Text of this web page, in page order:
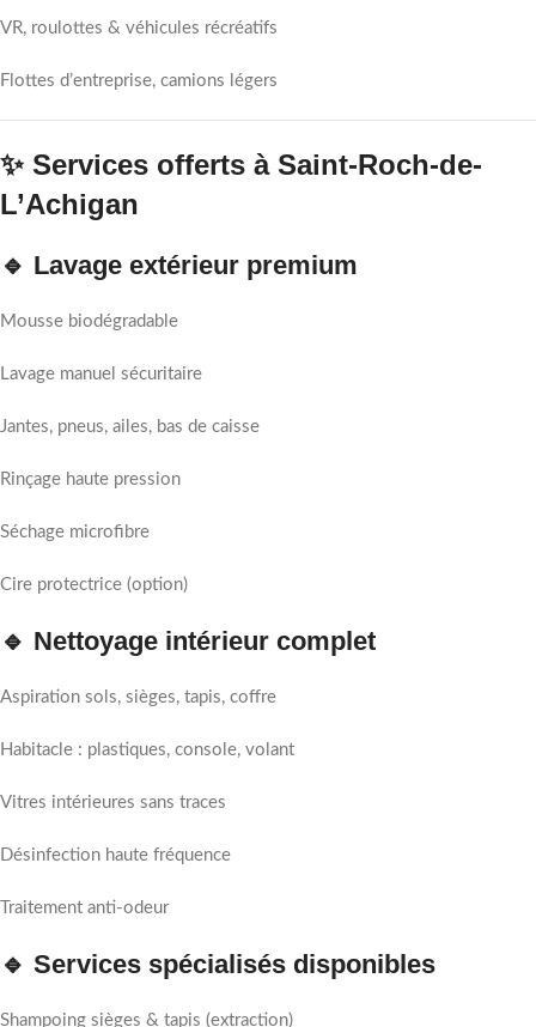
VR, roulottes & véhicules récréatifs
Flottes d’entreprise, camions légers
✨ Services offerts à Saint-Roch-de-
L’Achigan
🔹 Lavage extérieur premium
Mousse biodégradable
Lavage manuel sécuritaire
Jantes, pneus, ailes, bas de caisse
Rinçage haute pression
Séchage microfibre
Cire protectrice (option)
🔹 Nettoyage intérieur complet
Aspiration sols, sièges, tapis, coffre
Habitacle : plastiques, console, volant
Vitres intérieures sans traces
Désinfection haute fréquence
Traitement anti-odeur
🔹 Services spécialisés disponibles
Shampoing sièges & tapis (extraction)